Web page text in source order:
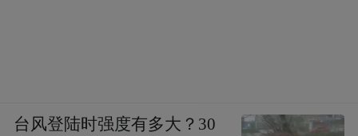
台风登陆时强度有多大？30